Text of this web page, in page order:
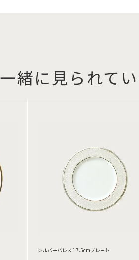
一緒に見られて
シルバーパレス 17.5cmプレート